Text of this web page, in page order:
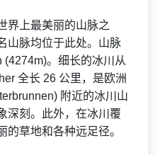
界­上最美丽的山脉之
山脉均位­于此处。山脉
。细长的冰川从
全长 26 公里，是欧洲
附近的冰川山
深刻。此外，在冰川覆
的草地和各种远足径。